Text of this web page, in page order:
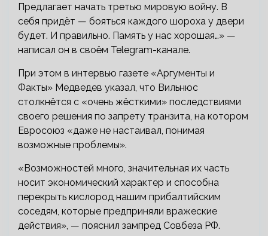
Предлагает начать третью мировую войну. В
себя придёт — бояться каждого шороха у двери
будет. И правильно. Память у нас хорошая…» —
написал он в своём Telegram-канале.
При этом в интервью газете «Аргументы и
Факты» Медведев указал, что Вильнюс
столкнётся с «очень жёсткими» последствиями
своего решения по запрету транзита, на котором
Евросоюз «даже не настаивал, понимая
возможные проблемы».
«Возможностей много, значительная их часть
носит экономический характер и способна
перекрыть кислород нашим прибалтийским
соседям, которые предприняли вражеские
действия», — пояснил зампред Совбеза РФ.